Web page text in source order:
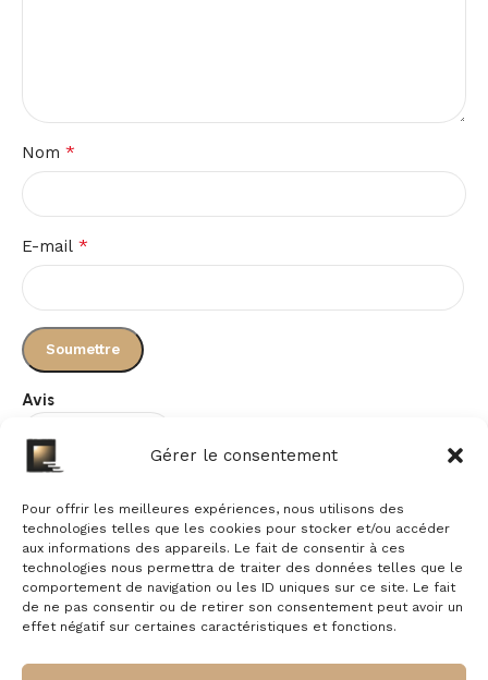
Gérer le consentement
Pour offrir les meilleures expériences, nous utilisons des
technologies telles que les cookies pour stocker et/ou accéder
aux informations des appareils. Le fait de consentir à ces
technologies nous permettra de traiter des données telles que le
comportement de navigation ou les ID uniques sur ce site. Le fait
de ne pas consentir ou de retirer son consentement peut avoir un
effet négatif sur certaines caractéristiques et fonctions.
Avis
Nom *
E-mail *